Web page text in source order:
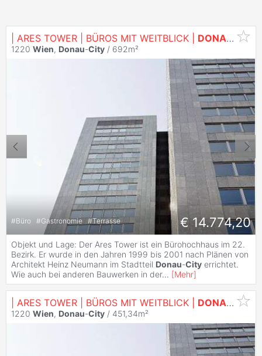
| ARES TOWER | BÜROS MIT WEITBLICK | DONAU CITY
1220 Wien, Donau-City / 692m²
#Büro #Gastronomie #Terrasse € 14.774,20
Objekt und Lage: Der Ares Tower ist ein Bürohochhaus im 22.
Bezirk. Er wurde in den Jahren 1999 bis 2001 nach Plänen von
Architekt Heinz Neumann im Stadtteil Donau-City errichtet.
Wie auch bei anderen Bauwerken in der... [Mehr]
| ARES TOWER | BÜROS MIT WEITBLICK | DONAU CITY
1220 Wien, Donau-City / 451,34m²